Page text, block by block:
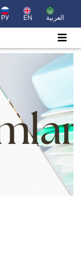
РУ EN العربية